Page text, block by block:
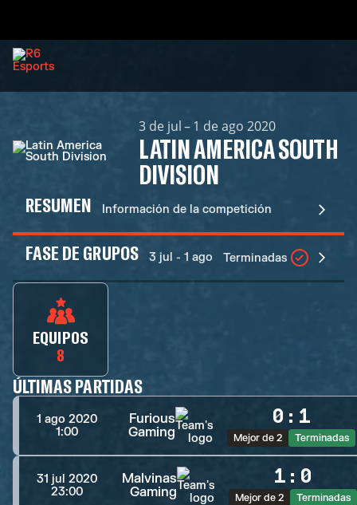
3 de jul – 1 de ago 2020
LATIN AMERICA SOUTH
DIVISION
RESUMEN Información de la competición
FASE DE GRUPOS 3 jul - 1 ago Terminadas
EQUIPOS
8
ÚLTIMAS PARTIDAS
1 ago 2020
1:00
Furious
Gaming
0 : 1
Mejor de 2 Terminadas
31 jul 2020
23:00
Malvinas
Gaming
1 : 0
Mejor de 2 Terminadas